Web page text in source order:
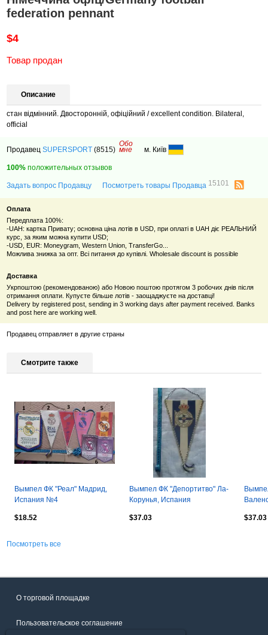
federation pennant
$4
Товар продан
Описание
стан відмінний. Двосторонній, офіційний / excellent condition. Bilateral,
official
ПродавецSUPERSPORT (8515)
Обо
мне м. Київ
100% положительных отзывов
Задать вопрос Продавцу Посмотреть товары Продавца 15101
Оплата
Передплата 100%:
-UAH: картка Привату; основна ціна лотів в USD, при оплаті в UAH діє РЕАЛЬНИЙ
курс, за яким можна купити USD;
-USD, EUR: Moneygram, Western Union, TransferGo...
Можлива знижка за опт. Всі питання до купівлі. Wholesale discount is possible
Доставка
Укрпоштою (рекомендованою) або Новою поштою протягом 3 робочих днів після
отримання оплати. Купуєте більше лотів - заощаджуєте на доставці!
Delivery by registered post, sending in 3 working days after payment received. Banks
and post here are working well.
Продавец отправляет в другие страны
Смотрите также
Вымпел ФК "Реал" Мадрид,
Испания №4
$18.52
Вымпел ФК "Депортитво" Ла-
Корунья, Испания
$37.03 $37.03
Посмотреть все
О торговой площадке
Пользовательское соглашение